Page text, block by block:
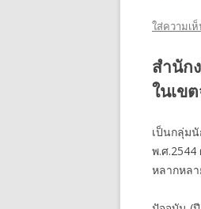
ใส่ความเ
สำนัก
ในเข
เป็นกลุ่ม
พ.ศ
หลากหลา